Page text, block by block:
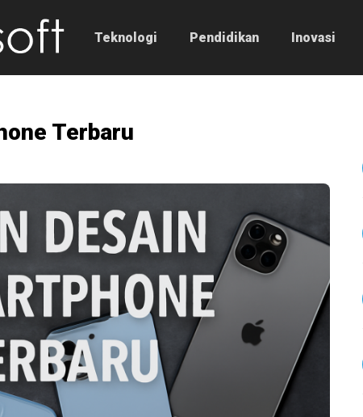
Teknologi Pendidikan Inovasi
Terbaru